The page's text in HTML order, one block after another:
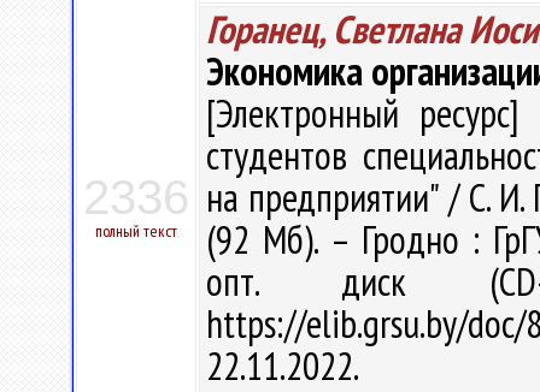
2336
полный текст
Горанец, Светлана
Экономика
[Электронный
студентов
на предприятии" / С. И.
(92 Мб). – Гродно :
опт. диск
https://elib.grsu.by/
22.11.2022.